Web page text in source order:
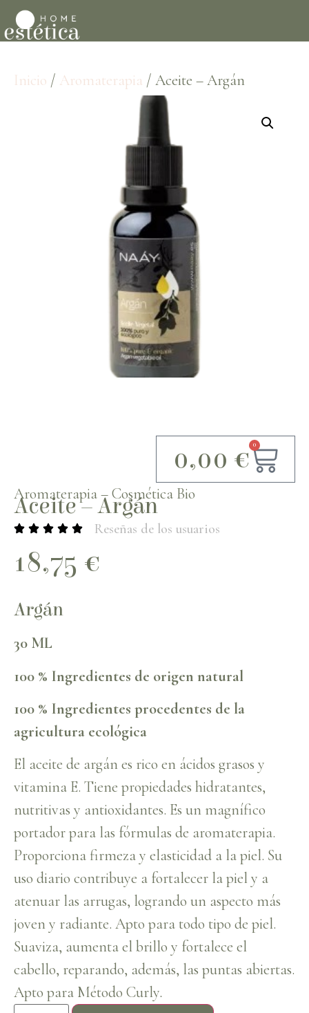
Inicio / Aromaterapia / Aceite – Argán
0,00€ 0
Aromaterapia–Cosmética Bio
Aceite – Argán
Reseñas de los usuarios
18,75 €
Argán
30 ML
100 % Ingredientes de origen natural
100 % Ingredientes procedentes de la
agricultura ecológica
El aceite de argán es rico en ácidos grasos y
vitamina E. Tiene propiedades hidratantes,
nutritivas y antioxidantes. Es un magnífico
portador para las fórmulas de aromaterapia.
Proporciona firmeza y elasticidad a la piel. Su
uso diario contribuye a fortalecer la piel y a
atenuar las arrugas, logrando un aspecto más
joven y radiante. Apto para todo tipo de piel.
Suaviza, aumenta el brillo y fortalece el
cabello, reparando, además, las puntas abiertas.
Apto para Método Curly.